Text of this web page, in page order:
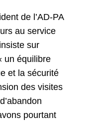
de l’AD-PA
au service
sur
un équilibre
et la sécurité
des visites
pourtant